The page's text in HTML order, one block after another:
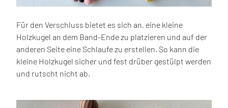
Für den Verschluss bietet es sich an, eine kleine
Holzkugel an dem Band-Ende zu platzieren und auf der
anderen Seite eine Schlaufe zu erstellen. So kann die
kleine Holzkugel sicher und fest drüber gestülpt werden
und rutscht nicht ab.